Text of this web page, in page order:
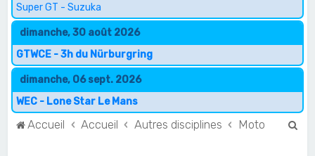
Super GT - Suzuka
dimanche, 30 août 2026
GTWCE - 3h du Nürburgring
dimanche, 06 sept. 2026
WEC - Lone Star Le Mans
Accueil Accueil Autres disciplines Moto